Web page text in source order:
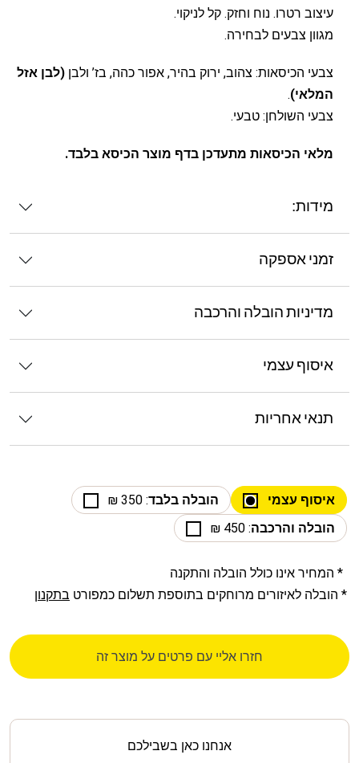
עיצוב רטרו. נוח וחזק. קל לניקוי.
מגוון צבעים לבחירה.
צבעי הכיסאות: צהוב, ירוק בהיר, אפור כהה, בז’ ולבן (לבן אזל
המלאי).
צבעי השולחן: טבעי.
מלאי הכיסאות מתעדכן בדף מוצר הכיסא בלבד.
מידות:
זמני אספקה
מדיניות הובלה והרכבה
איסוף עצמי
תנאי אחריות
איסוף עצמי הובלה בלבד: 350 ₪
הובלה והרכבה: 450 ₪
* המחיר אינו כולל הובלה והתקנה
* הובלה לאיזורים מרוחקים בתוספת תשלום כמפורט בתקנון
חזרו אליי עם פרטים על מוצר זה
אנחנו כאן בשבילכם